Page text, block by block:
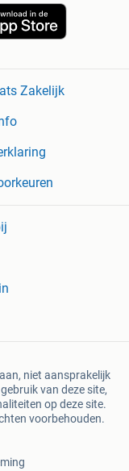
Zakelijk
niet aansprakelijk
van deze site,
op deze site.
voorbehouden.